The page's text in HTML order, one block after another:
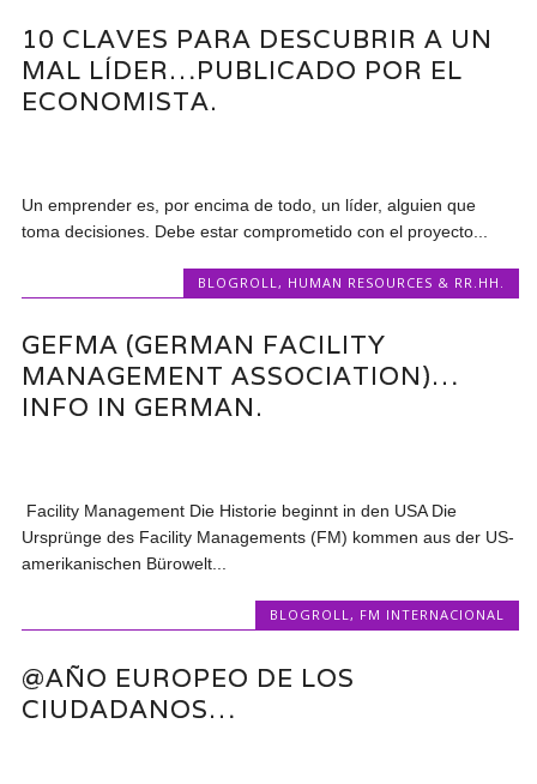
10 CLAVES PARA DESCUBRIR A UN
MAL LÍDER…PUBLICADO POR EL
ECONOMISTA.
Un emprender es, por encima de todo, un líder, alguien que
toma decisiones. Debe estar comprometido con el proyecto...
BLOGROLL , HUMAN RESOURCES & RR.HH.
GEFMA (GERMAN FACILITY
MANAGEMENT ASSOCIATION)…
INFO IN GERMAN.
Facility Management Die Historie beginnt in den USA Die
Ursprünge des Facility Managements (FM) kommen aus der US-
amerikanischen Bürowelt...
BLOGROLL, FM INTERNACIONAL
@AÑO EUROPEO DE LOS
CIUDADANOS…